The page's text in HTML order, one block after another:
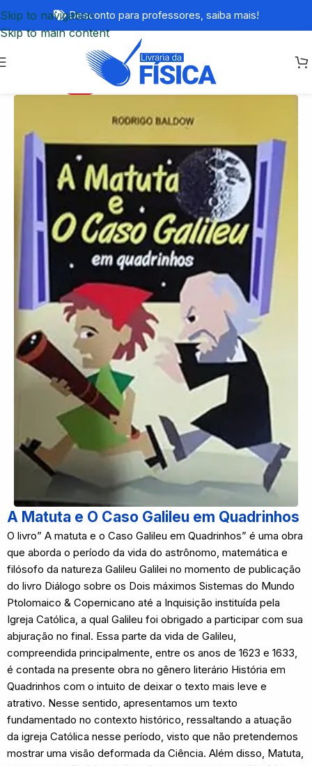
Skip to navigation
Skip to main content
Desconto para professores, saiba mais!
A Matuta e O Caso Galileu em Quadrinhos
O livro” A matuta e o Caso Galileu em Quadrinhos” é uma obra
que aborda o período da vida do astrônomo, matemática e
filósofo da natureza Galileu Galilei no momento de publicação
do livro Diálogo sobre os Dois máximos Sistemas do Mundo
Ptolomaico & Copernicano até a Inquisição instituída pela
Igreja Católica, a qual Galileu foi obrigado a participar com sua
abjuração no final. Essa parte da vida de Galileu,
compreendida principalmente, entre os anos de 1623 e 1633,
é contada na presente obra no gênero literário História em
Quadrinhos com o intuito de deixar o texto mais leve e
atrativo. Nesse sentido, apresentamos um texto
fundamentado no contexto histórico, ressaltando a atuação
da igreja Católica nesse período, visto que não pretendemos
mostrar uma visão deformada da Ciência. Além disso, Matuta,